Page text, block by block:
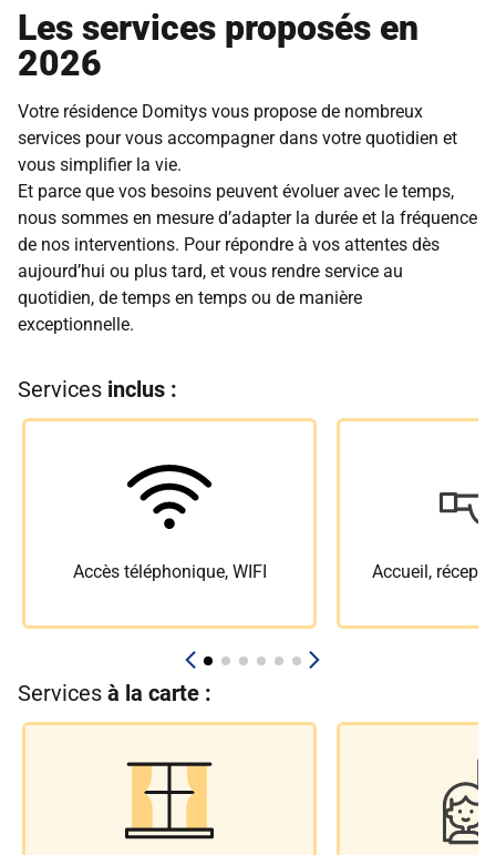
Les services proposés en
2026
Votre résidence Domitys vous propose de nombreux
services pour vous accompagner dans votre quotidien et
vous simplifier la vie.
Et parce que vos besoins peuvent évoluer avec le temps,
nous sommes en mesure d’adapter la durée et la fréquence
de nos interventions. Pour répondre à vos attentes dès
aujourd’hui ou plus tard, et vous rendre service au
quotidien, de temps en temps ou de manière
exceptionnelle.
Services inclus :
Accès téléphonique, WIFI Accueil,
Services à la carte :